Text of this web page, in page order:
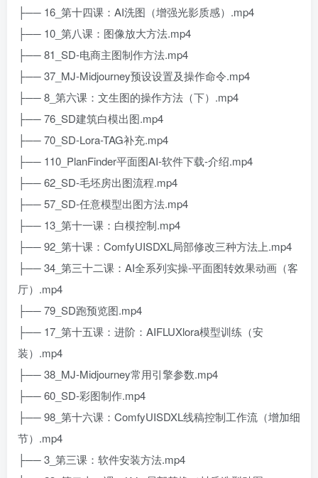
├── 16_第十四课：AI洗图（增强光影质感）.mp4
├── 10_第八课：图像放大方法.mp4
├── 81_SD-电商主图制作方法.mp4
├── 37_MJ-Midjourney预设设置及操作命令.mp4
├── 8_第六课：文生图的操作方法（下）.mp4
├── 76_SD建筑白模出图.mp4
├── 70_SD-Lora-TAG补充.mp4
├── 110_PlanFinder平面图AI-软件下载-介绍.mp4
├── 62_SD-毛坯房出图流程.mp4
├── 57_SD-任意模型出图方法.mp4
├── 13_第十一课：白模控制.mp4
├── 92_第十课：ComfyUISDXL局部修改三种方法上.mp4
├── 34_第三十二课：AI全系列实操-平面图转效果动画（客
厅）.mp4
├── 79_SD跑预览图.mp4
├── 17_第十五课：进阶：AIFLUXlora模型训练（安
装）.mp4
├── 38_MJ-Midjourney常用引擎参数.mp4
├── 60_SD-彩图制作.mp4
├── 98_第十六课：ComfyUISDXL线稿控制工作流（增加细
节）.mp4
├── 3_第三课：软件安装方法.mp4